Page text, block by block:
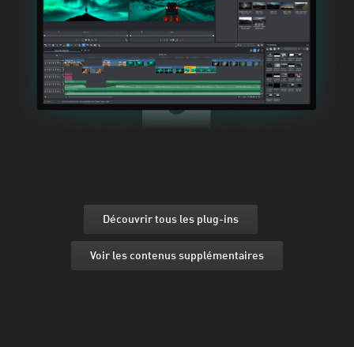
Découvrir tous les plug-ins
Voir les contenus supplémentaires